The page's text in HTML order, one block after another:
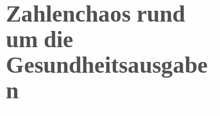
Zahlenchaos rund
um die
Gesundheitsausgabe
n